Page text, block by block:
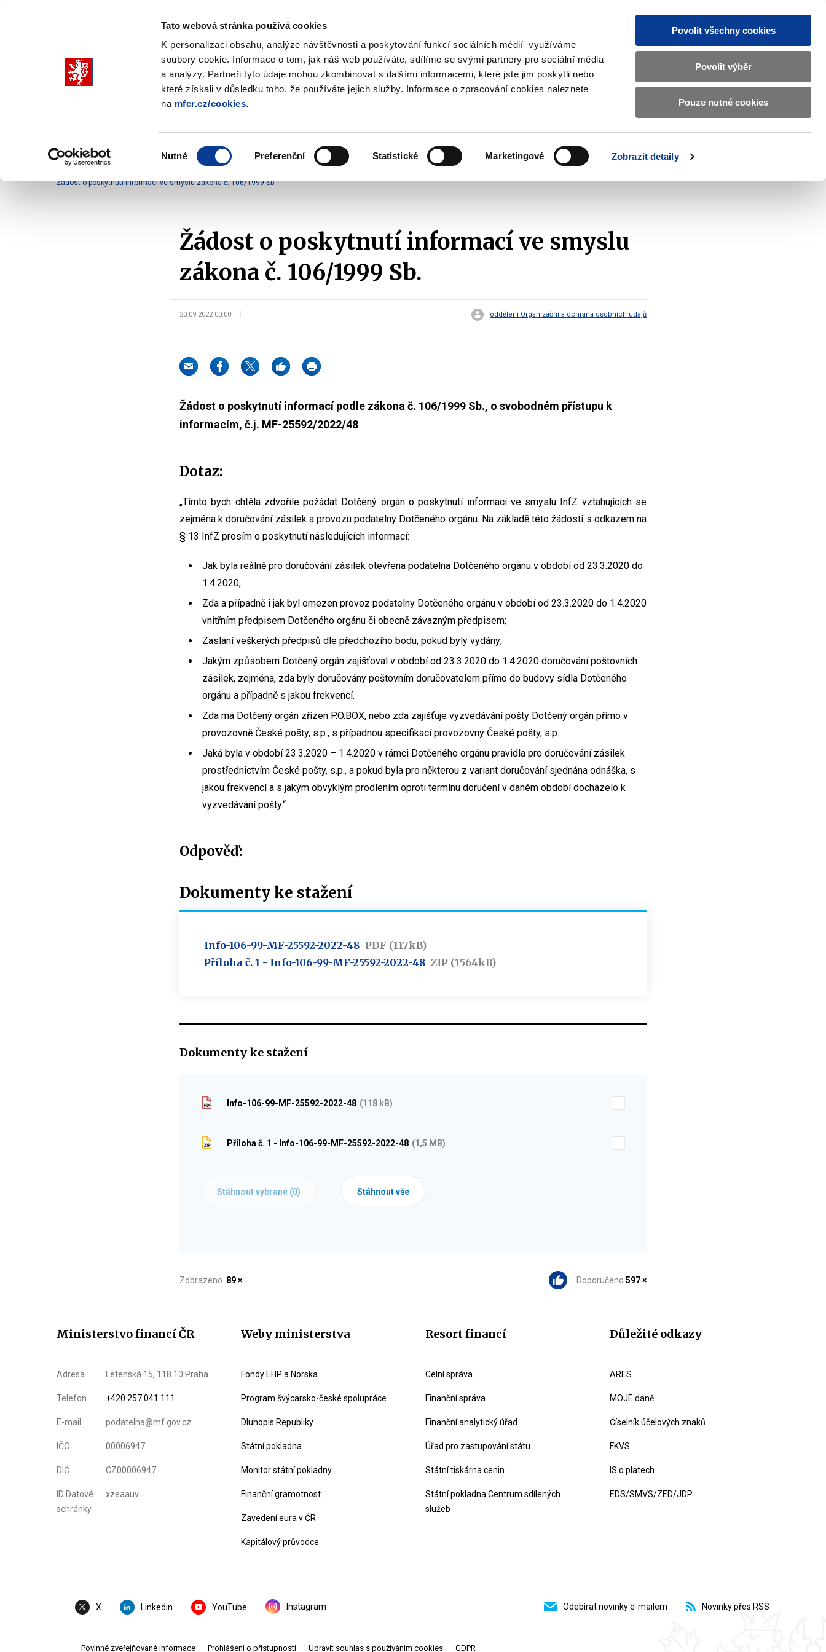
Tato webová stránka používá cookies
K personalizaci obsahu, analýze návštěvnosti a poskytování funkcí sociálních médií využíváme
soubory cookie. Informace o tom, jak náš web používáte, sdílíme se svými partnery pro sociální média
a analýzy. Partneři tyto údaje mohou zkombinovat s dalšími informacemi, které jste jim poskytli nebo
které získali v důsledku toho, že používáte jejich služby. Informace o zpracování cookies naleznete
na mfcr.cz/cookies.
Nutné Preferenční Statistické Marketingové Zobrazit detaily
Povolit všechny cookies
Povolit výběr
Pouze nutné cookies
Vyhledat
CZ EN
Základní
informace
o
Ministerstvu
financí
submenu
submenu
politika
submenu
submenu
účetnictví
submenu
EU
submenu
Služby veřejnosti Komunikace s veřejností Žádosti o informace dle zákona č. 106/1999 Sb. Seznam podaných žádostí
Žádost o poskytnutí informací ve smyslu zákona č. 106/1999 Sb.
Žádost o poskytnutí informací ve smyslu
zákona č. 106/1999 Sb.
20.09.2022 00:00 oddělení Organizační a ochrana osobních údajů
Žádost o poskytnutí informací podle zákona č. 106/1999 Sb., o svobodném přístupu k
informacím, č.j. MF-25592/2022/48
Dotaz:
„Tímto bych chtěla zdvořile požádat Dotčený orgán o poskytnutí informací ve smyslu InfZ vztahujících se
zejména k doručování zásilek a provozu podatelny Dotčeného orgánu. Na základě této žádosti s odkazem na
§ 13 InfZ prosím o poskytnutí následujících informací:
Jak byla reálně pro doručování zásilek otevřena podatelna Dotčeného orgánu v období od 23.3.2020 do
1.4.2020;
Zda a případně i jak byl omezen provoz podatelny Dotčeného orgánu v období od 23.3.2020 do 1.4.2020
vnitřním předpisem Dotčeného orgánu či obecně závazným předpisem;
Zaslání veškerých předpisů dle předchozího bodu, pokud byly vydány;
Jakým způsobem Dotčený orgán zajišťoval v období od 23.3.2020 do 1.4.2020 doručování poštovních
zásilek, zejména, zda byly doručovány poštovním doručovatelem přímo do budovy sídla Dotčeného
orgánu a případně s jakou frekvencí.
Zda má Dotčený orgán zřízen P.O.BOX, nebo zda zajišťuje vyzvedávání pošty Dotčený orgán přímo v
provozovně České pošty, s.p., s případnou specifikací provozovny České pošty, s.p.
Jaká byla v období 23.3.2020 – 1.4.2020 v rámci Dotčeného orgánu pravidla pro doručování zásilek
prostřednictvím České pošty, s.p., a pokud byla pro některou z variant doručování sjednána odnáška, s
jakou frekvencí a s jakým obvyklým prodlením oproti termínu doručení v daném období docházelo k
vyzvedávání pošty.“
Odpověď:
Dokumenty ke stažení
Info-106-99-MF-25592-2022-48 PDF (117kB)
Příloha č. 1 - Info-106-99-MF-25592-2022-48 ZIP (1564kB)
Dokumenty ke stažení
Info-106-99-MF-25592-2022-48 (118 kB)
Příloha č. 1 - Info-106-99-MF-25592-2022-48 (1,5 MB)
Stáhnout vybrané (0) Stáhnout vše
Zobrazeno 89 × Doporučeno 597 ×
Ministerstvo financí ČR
Adresa Letenská 15, 118 10 Praha
Telefon +420 257 041 111
E-mail podatelna@mf.gov.cz
IČO 00006947
DIČ CZ00006947
ID Datové
schránky
xzeaauv
Weby ministerstva
Fondy EHP a Norska
Program švýcarsko-české spolupráce
Dluhopis Republiky
Státní pokladna
Monitor státní pokladny
Finanční gramotnost
Zavedení eura v ČR
Kapitálový průvodce
Resort financí
Celní správa
Finanční správa
Finanční analytický úřad
Úřad pro zastupování státu
Státní tiskárna cenin
Státní pokladna Centrum sdílených
služeb
Důležité odkazy
ARES
MOJE daně
Číselník účelových znaků
FKVS
IS o platech
EDS/SMVS/ZED/JDP
X Linkedin YouTube Instagram Odebírat novinky e-mailem Novinky přes RSS
Povinné zveřejňované informace Prohlášení o přístupnosti Upravit souhlas s používáním cookies GDPR